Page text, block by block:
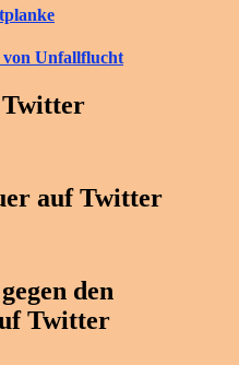
von Unfallflucht
auf Twitter
den
Twitter